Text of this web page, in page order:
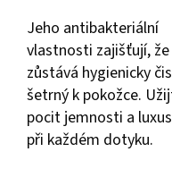
Jeho antibakteriální
vlastnosti zajišťují, že
zůstává hygienicky
šetrný k pokožce.
pocit jemnosti a
při každém dotyku.